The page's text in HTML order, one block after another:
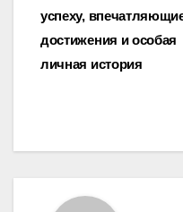
по
записям
успеху,
достижения и особая
личная история